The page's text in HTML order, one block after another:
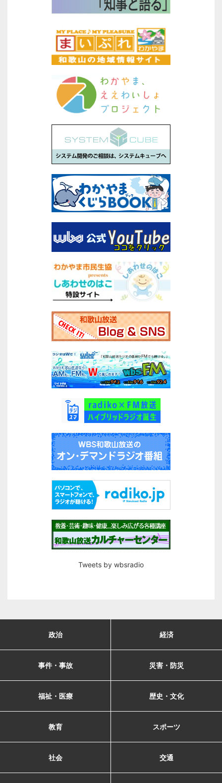
Tweets by wbsradio
政治 経済
事件・事故 災害・防災
福祉・医療 歴史・文化
教育 スポーツ
社会 交通